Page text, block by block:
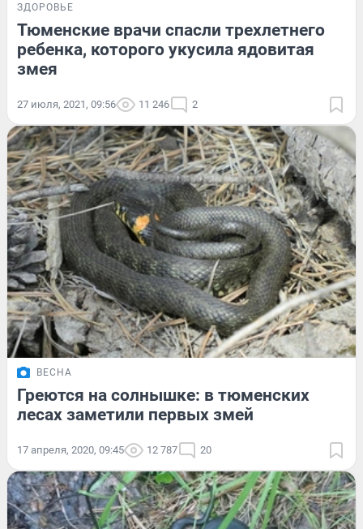
ЗДОРОВЬЕ
Тюменские врачи спасли трехлетнего
ребенка, которого укусила ядовитая
змея
27 июля, 2021, 09:56 11 246 2
ВЕСНА
Греются на солнышке: в тюменских
лесах заметили первых змей
17 апреля, 2020, 09:45 12 787 20